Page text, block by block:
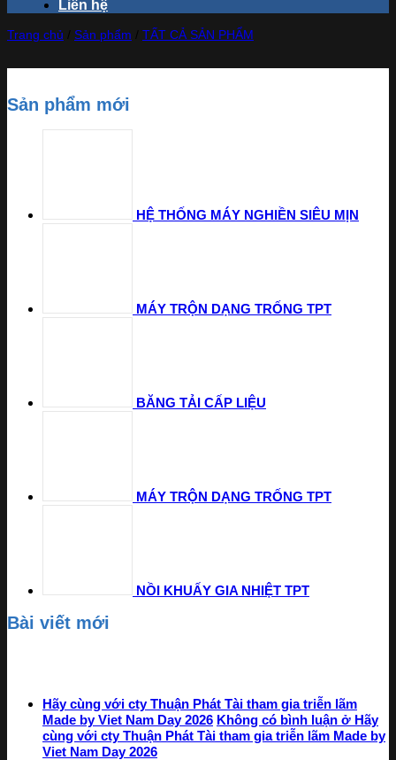
Liên hệ
Trang chủ Sản phẩm TẤT CẢ SẢN PHẨM
Sản phẩm mới
HỆ THỐNG MÁY NGHIỀN SIÊU MỊN
MÁY TRỘN DẠNG TRỐNG TPT
BĂNG TẢI CẤP LIỆU
MÁY TRỘN DẠNG TRỐNG TPT
NỒI KHUẤY GIA NHIỆT TPT
Bài viết mới
Hãy cùng với cty Thuận Phát Tài tham gia triễn lãm
Made by Viet Nam Day 2026 Không có bình luận ở Hãy
cùng với cty Thuận Phát Tài tham gia triễn lãm Made by
Viet Nam Day 2026